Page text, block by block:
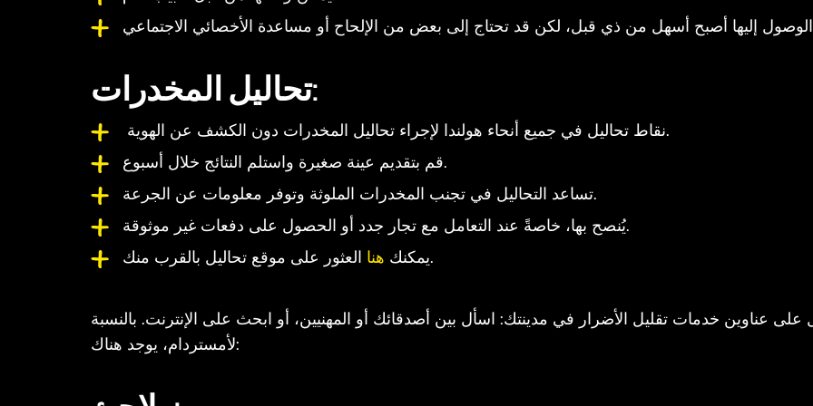
تحاليل المخدرات:
نقاط تحاليل في جميع أنحاء هولندا لإجراء تحاليل المخدرات دون الكشف عن الهوية.
قم بتقديم عينة صغيرة واستلم النتائج خلال أسبوع.
تساعد التحاليل في تجنب المخدرات الملوثة وتوفر معلومات عن الجرعة.
يُنصح بها، خاصةً عند التعامل مع تجار جدد أو الحصول على دفعات غير موثوقة.
يمكنك هنا العثور على موقع تحاليل بالقرب منك.
عناوين خدمات تقليل الأضرار في مدينتك: اسأل بين أصدقائك أو المهنيين، أو ابحث على الإنترنت. بالنسبة
لأمستردام، يوجد هناك: